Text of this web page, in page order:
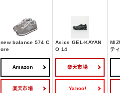
new balance 574 C
ore
Asics GEL-KAYAN
O 14
ティ
Amazon
楽天市場
楽天市場
Yahoo!